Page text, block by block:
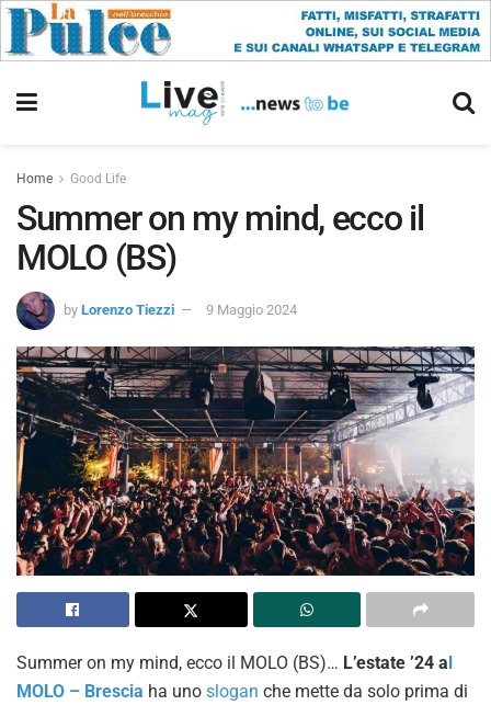
Home Good Life
Summer on my mind, ecco il
MOLO (BS)
by Lorenzo Tiezzi 9 Maggio 2024
Summer on my mind, ecco il MOLO (BS)… L’estate ’24 al
MOLO – Brescia ha uno slogan che mette da solo prima di